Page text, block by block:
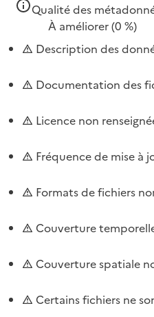
Qualité des
À améliorer(0 %)
Description des
Documentation des
Licence non
Fréquence de mise à
Formats de fichiers
Couverture
Couverture spatiale
Certains fichiers ne